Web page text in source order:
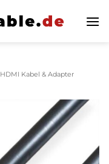
HDMI Kabel & Adapter